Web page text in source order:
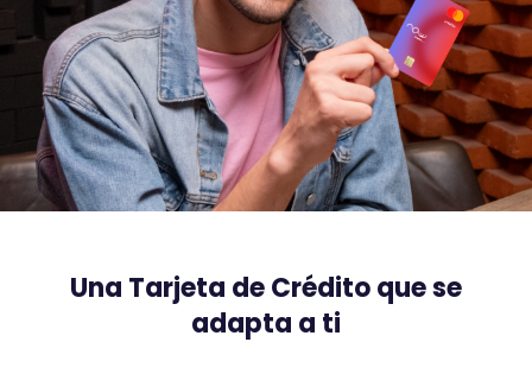
Una Tarjeta de Crédito que se
adapta a ti